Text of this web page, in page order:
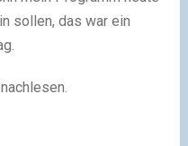
sollen, das war ein